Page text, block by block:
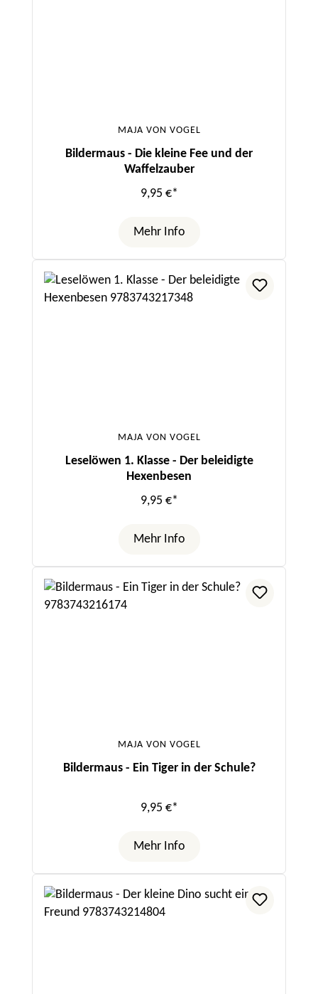
MAJA VON VOGEL
Bildermaus - Die kleine Fee und der
Waffelzauber
9,95 €*
Mehr Info
MAJA VON VOGEL
Leselöwen 1. Klasse - Der beleidigte
Hexenbesen
9,95 €*
Mehr Info
MAJA VON VOGEL
Bildermaus - Ein Tiger in der Schule?
9,95 €*
Mehr Info